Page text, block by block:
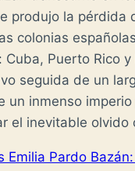
produjo la pérdida
colonias
Cuba, Puerto Rico y
seguida de un
un inmenso
el inevitable olvido
Emilia Pardo